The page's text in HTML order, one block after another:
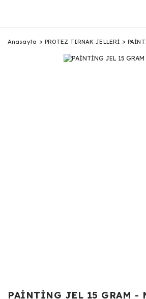
Anasayfa PROTEZ TIRNAK JELLERİ
PAİNTİNG JEL 15 GRAM -